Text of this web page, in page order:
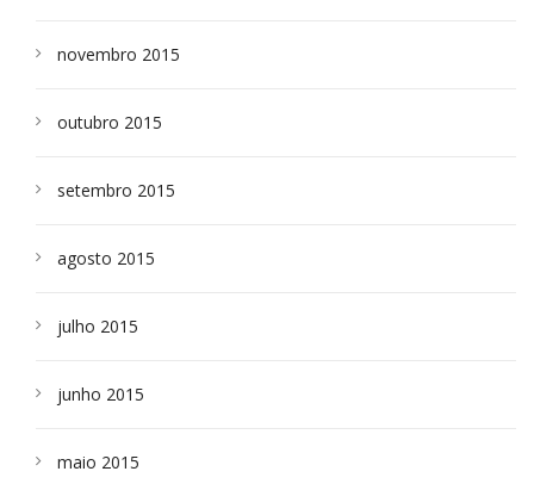
novembro 2015
outubro 2015
setembro 2015
agosto 2015
julho 2015
junho 2015
maio 2015